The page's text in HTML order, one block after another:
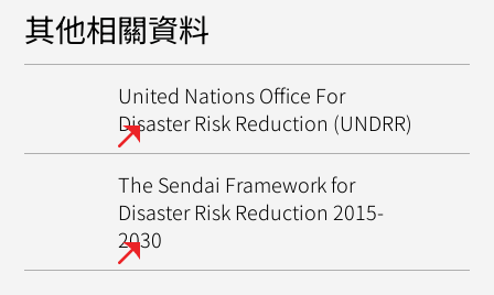
其他相關資料
United Nations Office For
Disaster Risk Reduction (UNDRR)
The Sendai Framework for
Disaster Risk Reduction 2015-
2030